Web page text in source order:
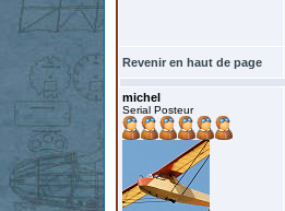
Revenir en haut de page
michel
Serial Posteur